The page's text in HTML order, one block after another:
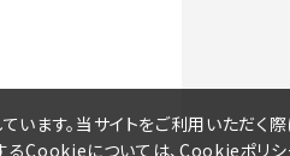
ます。当サイトをご利用いただく
るCookieについては、Cookieポリ